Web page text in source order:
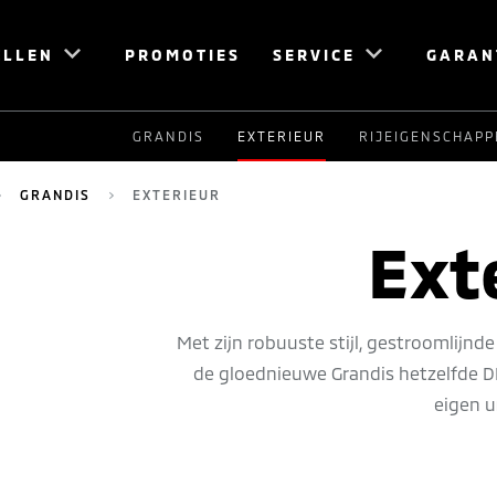
PROMOTIES SERVICE
GRANDIS EXTERIEUR
GRANDIS EXTERIEUR
Met zijn robuuste stijl,
de gloednieuwe Grandis hetzelfde
eigen